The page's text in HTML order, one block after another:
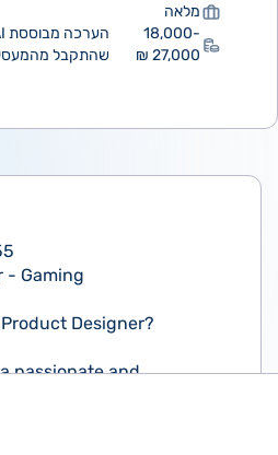
מלאה
18,000-
27,000 ₪
שהתקבל
- Gaming
Designer?
passionate and
Designer to join
basis and help us
for our